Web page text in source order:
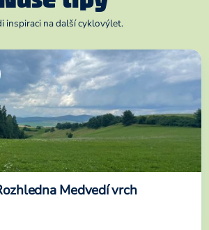
inspiraci na další cyklovýlet.
Medvedí vrch